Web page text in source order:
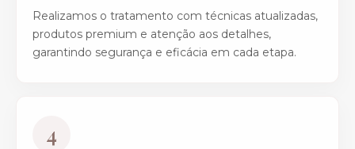
Realizamos o tratamento com técnicas atualizadas,
produtos premium e atenção aos detalhes,
garantindo segurança e eficácia em cada etapa.
4